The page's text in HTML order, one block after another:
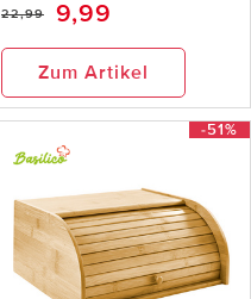
22,99 9,99
Zum Artikel
-51%